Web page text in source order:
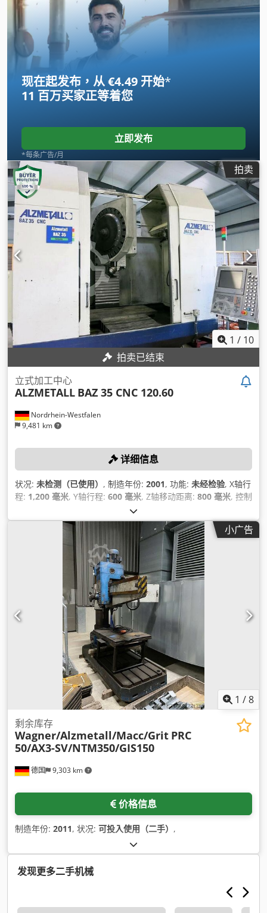
现在起发布，从 €4.49 开始*
11 百万买家正等着您
立即发布
*每条广告/月
拍卖
1 / 10
拍卖已结束
Nordrhein-Westfalen
9,481 km
立式加工中心
ALZMETALL BAZ 35 CNC 120.60
详细信息
状况: 未检测（已使用） , 制造年份: 2001, 功能: 未经检验, X轴行
程: 1,200 毫米, Y轴行程: 600 毫米, Z轴移动距离: 800 毫米, 控制
, 最大转速:
小广告
1 /8
德国 9,303 km
剩余库存
Wagner/Alzmetall/Macc/Grit PRC
50/AX3-SV/NTM350/GIS150
价格信息
制造年份: 2011, 状况: 可投入使用（二手） ,
发现更多二手机械